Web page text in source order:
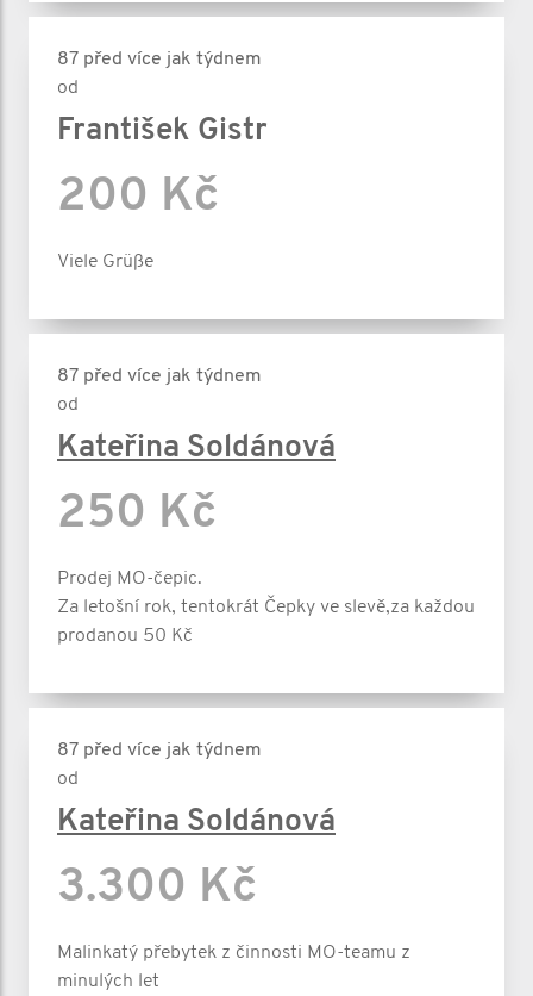
87 před více jak týdnem
od
František Gistr
200 Kč
Viele Grüße
87 před více jak týdnem
od
Kateřina Soldánová
250 Kč
Prodej MO-čepic.
Za letošní rok, tentokrát Čepky ve slevě,za každou
prodanou 50 Kč
87 před více jak týdnem
od
Kateřina Soldánová
3.300 Kč
Malinkatý přebytek z činnosti MO-teamu z
minulých let